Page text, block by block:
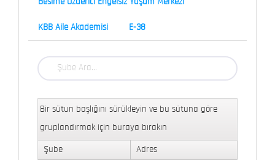
Besime Özderici Engelsiz Yaşam Merkezi
KBB Aile Akademisi E-38
Bir sütun başlığını sürükleyin ve bu sütuna göre
gruplandırmak için buraya bırakın
Şube Adres